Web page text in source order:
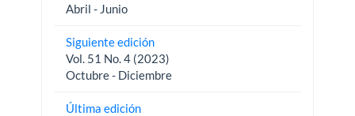
Abril - Junio
Siguiente edición
Vol. 51 No. 4 (2023)
Octubre - Diciembre
Última edición